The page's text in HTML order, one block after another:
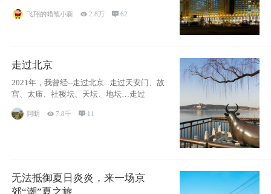
飞翔的蜡笔小新 2.8万 62
走过北京
2021年，我曾经--走过北京...走过天安门、故
宫、太庙、社稷坛、天坛、地坛…走过
阿眀 7.8千  11
无法抵御夏日炎炎，来一场京